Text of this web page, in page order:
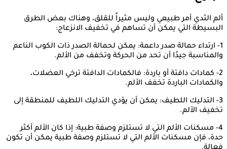
ألم الثدي أمر طبيعي وليس مثيراً للقلق، وهناك بعض الطرق
البسيطة التي يمكن أن تساهم في تخفيف الانزعاج:
1- ارتداء حمالة صدر داعمة: يمكن لحمالة الصدر ذات الكوب الناعم
والمناسبة جيدًا أن تحد من الحركة وتخفف من الألم.
2- كمادات دافئة أو باردة: فالكمادات الدافئة ترخي العضلات،
والكمادات الباردة تخفف الألم.
3- التدليك اللطيف: يمكن أن يؤدي التدليك اللطيف للمنطقة إلى
تخفيف الألم.
4- مسكنات الألم التي لا تستلزم وصفة طبية: إذا كان الألم أكثر
حدة، فإن مسكنات الألم التي لا تستلزم وصفة طبية يمكن أن تكون